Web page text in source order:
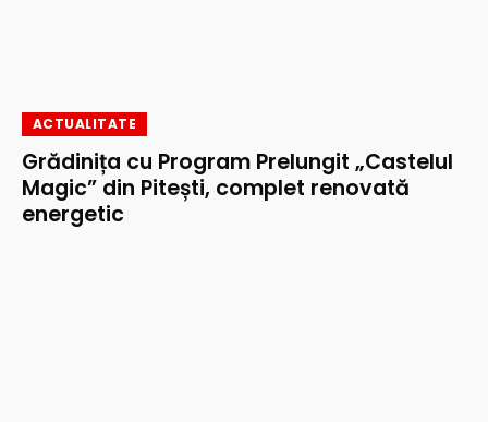
ACTUALITATE
Grădinița cu Program Prelungit „Castelul
Magic” din Pitești, complet renovată
energetic